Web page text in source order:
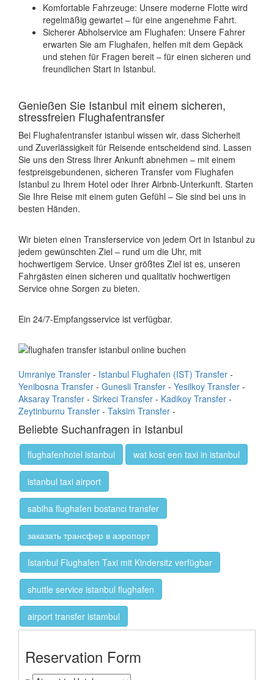
Komfortable Fahrzeuge: Unsere moderne Flotte wird
regelmäßig gewartet – für eine angenehme Fahrt.
Sicherer Abholservice am Flughafen: Unsere Fahrer
erwarten Sie am Flughafen, helfen mit dem Gepäck
und stehen für Fragen bereit – für einen sicheren und
freundlichen Start in Istanbul.
Genießen Sie Istanbul mit einem sicheren,
stressfreien Flughafentransfer
Bei Flughafentransfer istanbul wissen wir, dass Sicherheit
und Zuverlässigkeit für Reisende entscheidend sind. Lassen
Sie uns den Stress Ihrer Ankunft abnehmen – mit einem
festpreisgebundenen, sicheren Transfer vom Flughafen
Istanbul zu Ihrem Hotel oder Ihrer Airbnb-Unterkunft. Starten
Sie Ihre Reise mit einem guten Gefühl – Sie sind bei uns in
besten Händen.
Wir bieten einen Transferservice von jedem Ort in Istanbul zu
jedem gewünschten Ziel – rund um die Uhr, mit
hochwertigem Service. Unser größtes Ziel ist es, unseren
Fahrgästen einen sicheren und qualitativ hochwertigen
Service ohne Sorgen zu bieten.
Ein 24/7-Empfangsservice ist verfügbar.
Umraniye Transfer - Istanbul Flughafen (IST) Transfer -
Yenibosna Transfer - Gunesli Transfer - Yesilkoy Transfer -
Aksaray Transfer - Sirkeci Transfer - Kadikoy Transfer -
Zeytinburnu Transfer - Taksim Transfer -
Beliebte Suchanfragen in Istanbul
flughafenhotel istanbul wat kost een taxi in istanbul
istanbul taxi airport
sabiha flughafen bostancı transfer
заказать трансфер в аэропорт
Istanbul Flughafen Taxi mit Kindersitz verfügbar
shuttle service istanbul flughafen
airport transfer istambul
Reservation Form